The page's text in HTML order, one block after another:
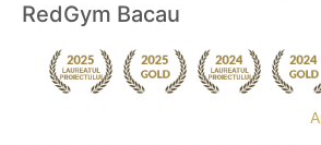
RedGym Bacau